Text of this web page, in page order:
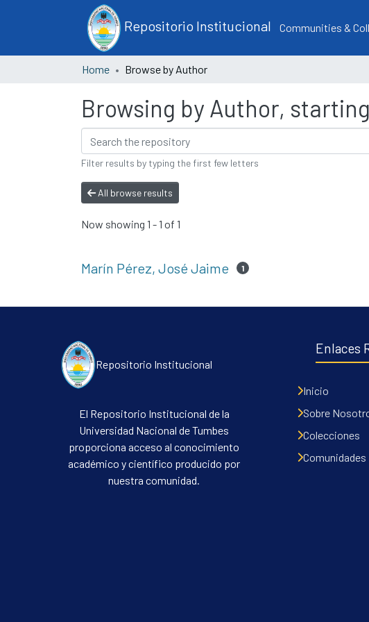
Repositorio Institucional Communities &
Home Browse by Author
Browsing by Author,
Filter results by typing the first few letters
All browse results
Now showing 1 - 1 of 1
Marín Pérez, José Jaime 1
Repositorio Institucional
El Repositorio Institucional de la
Universidad Nacional de Tumbes
proporciona acceso al conocimiento
académico y científico producido por
nuestra comunidad.
Enlaces
Inicio
Sobre
Colecciones
Comunidades